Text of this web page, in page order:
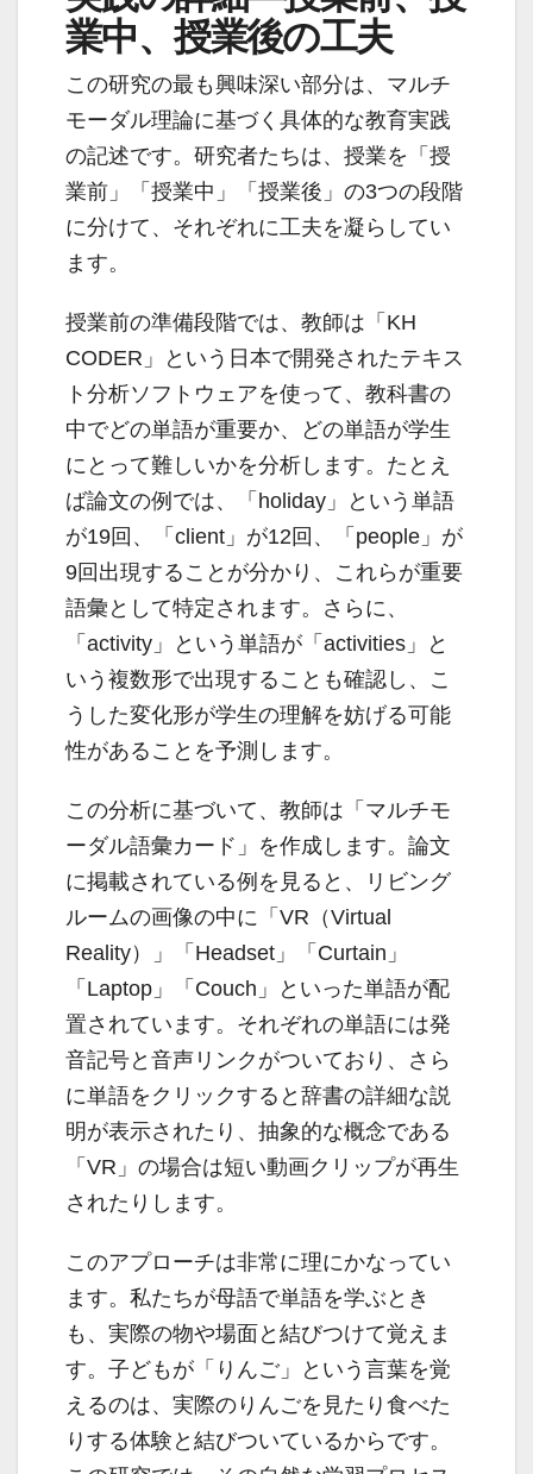
業中、授業後の工夫
この研究の最も興味深い部分は、マルチ
モーダル理論に基づく具体的な教育実践
の記述です。研究者たちは、授業を「授
業前」「授業中」「授業後」の3つの段階
に分けて、それぞれに工夫を凝らしてい
ます。
授業前の準備段階では、教師は「KH
CODER」という日本で開発されたテキス
ト分析ソフトウェアを使って、教科書の
中でどの単語が重要か、どの単語が学生
にとって難しいかを分析します。たとえ
ば論文の例では、「holiday」という単語
が19回、「client」が12回、「people」が
9回出現することが分かり、これらが重要
語彙として特定されます。さらに、
「activity」という単語が「activities」と
いう複数形で出現することも確認し、こ
うした変化形が学生の理解を妨げる可能
性があることを予測します。
この分析に基づいて、教師は「マルチモ
ーダル語彙カード」を作成します。論文
に掲載されている例を見ると、リビング
ルームの画像の中に「VR（Virtual
Reality）」「Headset」「Curtain」
「Laptop」「Couch」といった単語が配
置されています。それぞれの単語には発
音記号と音声リンクがついており、さら
に単語をクリックすると辞書の詳細な説
明が表示されたり、抽象的な概念である
「VR」の場合は短い動画クリップが再生
されたりします。
このアプローチは非常に理にかなってい
ます。私たちが母語で単語を学ぶとき
も、実際の物や場面と結びつけて覚えま
す。子どもが「りんご」という言葉を覚
えるのは、実際のりんごを見たり食べた
りする体験と結びついているからです。